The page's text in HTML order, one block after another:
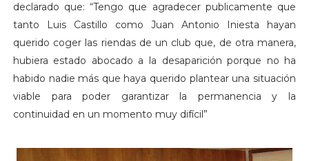
declarado que: “Tengo que agradecer publicamente que
tanto Luis Castillo como Juan Antonio Iniesta hayan
querido coger las riendas de un club que, de otra manera,
hubiera estado abocado a la desaparición porque no ha
habido nadie más que haya querido plantear una situación
viable para poder garantizar la permanencia y la
continuidad en un momento muy difícil”